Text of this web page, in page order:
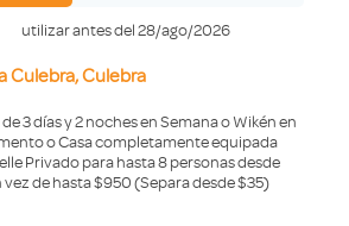
utilizar antes del 28/ago/2026
Culebra, Culebra
3 días y 2 noches en Semana o Wikén en
o Casa completamente equipada
Privado para hasta 8 personas desde
vez de hasta $950 (Separa desde $35)